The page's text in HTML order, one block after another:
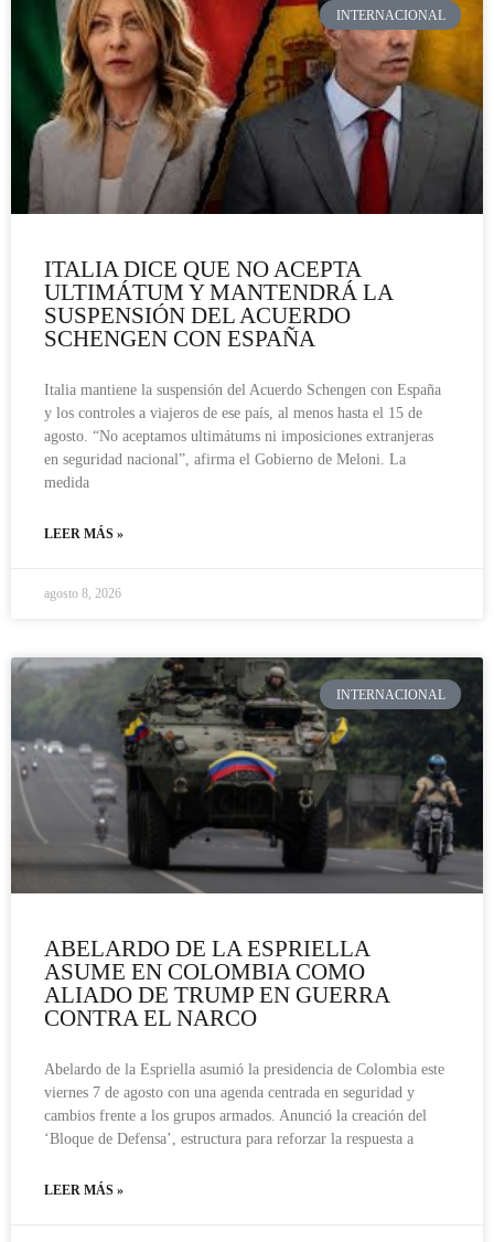
INTERNACIONAL
ITALIA DICE QUE NO ACEPTA
ULTIMÁTUM Y MANTENDRÁ LA
SUSPENSIÓN DEL ACUERDO
SCHENGEN CON ESPAÑA
Italia mantiene la suspensión del Acuerdo Schengen con España
y los controles a viajeros de ese país, al menos hasta el 15 de
agosto. “No aceptamos ultimátums ni imposiciones extranjeras
en seguridad nacional”, afirma el Gobierno de Meloni. La
medida
LEER MÁS »
agosto 8, 2026
INTERNACIONAL
ABELARDO DE LA ESPRIELLA
ASUME EN COLOMBIA COMO
ALIADO DE TRUMP EN GUERRA
CONTRA EL NARCO
Abelardo de la Espriella asumió la presidencia de Colombia este
viernes 7 de agosto con una agenda centrada en seguridad y
cambios frente a los grupos armados. Anunció la creación del
‘Bloque de Defensa’, estructura para reforzar la respuesta a
LEER MÁS »